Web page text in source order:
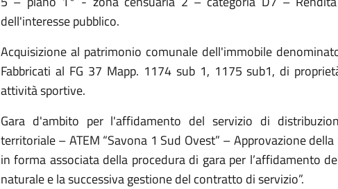
dell'interesse pubblico.
Acquisizione al patrimonio comunale dell'immobile
Fabbricati al FG 37 Mapp. 1174 sub 1, 1175 sub1, di
attività sportive.
Gara d'ambito per l'affidamento del servizio di
territoriale – ATEM “Savona 1 Sud Ovest” – Approvazione
in forma associata della procedura di gara per l’affidamento
naturale e la successiva gestione del contratto di servizio”.